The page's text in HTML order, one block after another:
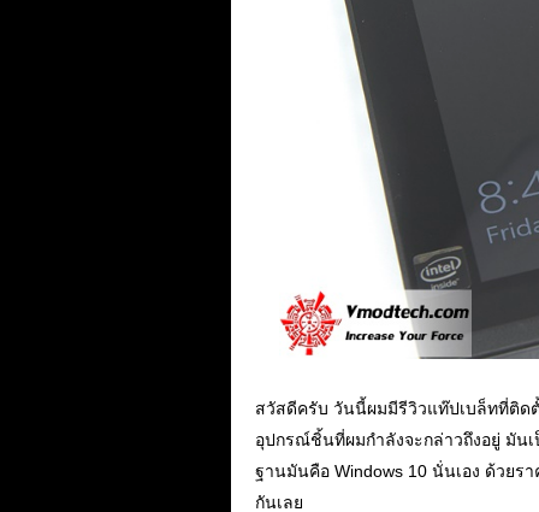
สวัสดีครับ วันนี้ผมมีรีวิวแท๊ปเบล็ทที่ติ
อุปกรณ์ชิ้นที่ผมกำลังจะกล่าวถึงอยู่ มัน
ฐานมันคือ Windows 10 นั่นเอง ด้วย
กันเลย